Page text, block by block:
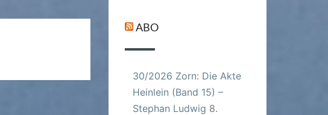
ABO
30/2026 Zorn: Die Akte
Heinlein (Band 15) –
Stephan Ludwig 8.